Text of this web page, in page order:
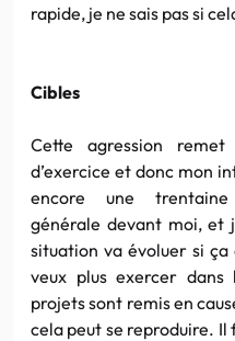
rapide, je ne sais pas si
Cibles
Cette agression
d’exercice et donc mon
encore une
générale devant moi, et
situation va évoluer si
veux plus exercer dans
projets sont remis en
cela peut se reproduire. Il